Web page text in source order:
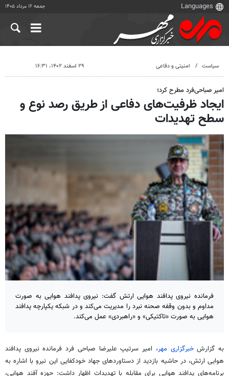
جمعه ۱۶ مرداد ۱۴۰۵
سیاست امنیتی و دفاعی ۲۹ اسفند ۱۴۰۲، ۱۶:۳۱
امیر صباحی‌فرد مطرح کرد؛
ایجاد ظرفیت‌های دفاعی از طریق رصد نوع و
سطح تهدیدات
فرمانده نیروی پدافند هوایی ارتش گفت: نیروی پدافند هوایی به‌ صورت
مداوم و بدون وقفه صحنه نبرد را مدیریت می‌کند و در شبکه یکپارچه پدافند
هوایی به‌ صورت «تاکتیکی» و «راهبردی» عمل می‌کند.
به گزارشخبرگزاری مهر، امیر سرتیپ علیرضا صباحی فرد فرمانده نیروی پدافند
هوایی ارتش، در حاشیه بازدید از دستاوردهای جهاد خودکفایی این نیرو با اشاره به
برنامه‌های پدافند هوایی برای مقابله با تهدیدات اظهار داشت: حوزه آفند هوایی،